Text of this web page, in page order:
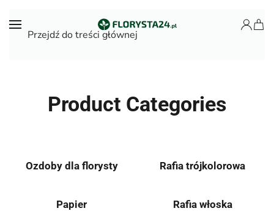
Przejdź do treści głównej
Product Categories
Ozdoby dla florysty Rafia trójkolorowa
Papier Rafia włoska